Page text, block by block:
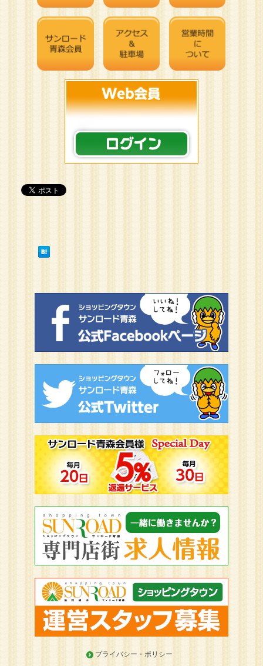
サンロードWeb会員
プライバシー・ポリシー